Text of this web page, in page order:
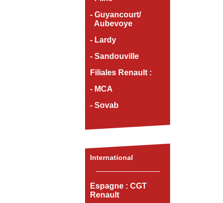
- Guyancourt/
Aubevoye
- Lardy
- Sandouville
Filiales Renault :
- MCA
- Sovab
International
Espagne : CGT
Renault